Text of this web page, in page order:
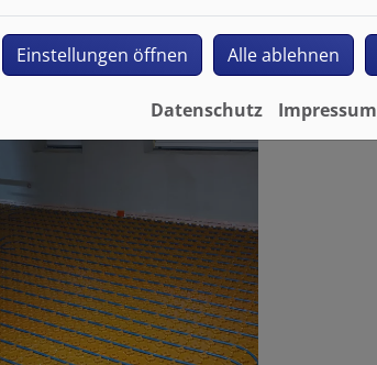
Einstellungen öffnen Alle ablehnen
Datenschutz Impressum